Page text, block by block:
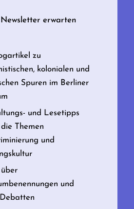
Newsletter erwarten
zu
kolonialen und
Spuren im Berliner
und Lesetipps
Themen
und
und